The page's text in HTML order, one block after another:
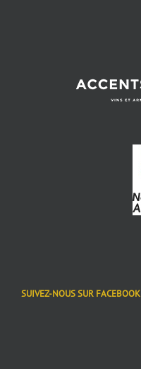
SUIVEZ-NOUS SUR FACEBOOK